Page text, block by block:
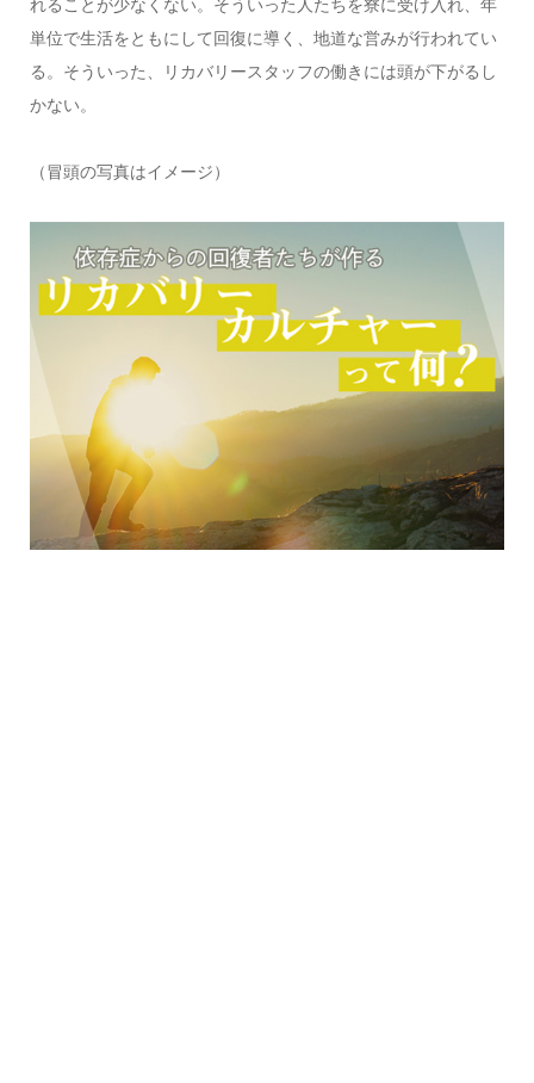
れることが少なくない。そういった人たちを寮に受け入れ、年
単位で生活をともにして回復に導く、地道な営みが行われてい
る。そういった、リカバリースタッフの働きには頭が下がるし
かない。
（冒頭の写真はイメージ）